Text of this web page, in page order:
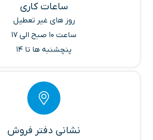
ساعات کاری
روز های غیر تعطیل
ساعت 10 صبح الی 17
پنچشنبه ها تا 14
نشانی دفتر فروش